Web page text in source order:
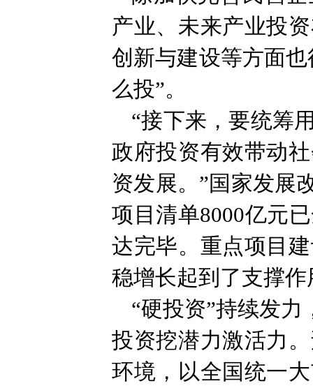
产业、未来产业投
创新与建设等方面
么投”。
“接下来，要统筹
政府投资有效带动
资发展。”国家发展
项目清单8000亿元
达完毕。重点项目
稳增长起到了支撑作
“硬投资”持续发力
投资挖潜力激活力
环境，以全国统一